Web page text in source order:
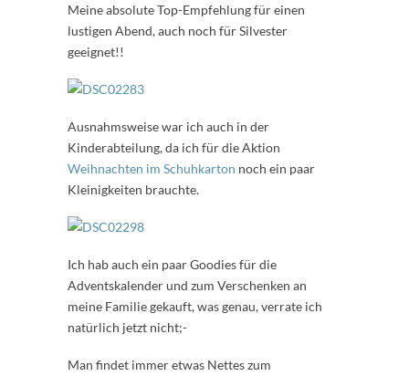
Meine absolute Top-Empfehlung für einen
lustigen Abend, auch noch für Silvester
geeignet!!
Ausnahmsweise war ich auch in der
Kinderabteilung, da ich für die Aktion
Weihnachten im Schuhkarton noch ein paar
Kleinigkeiten brauchte.
Ich hab auch ein paar Goodies für die
Adventskalender und zum Verschenken an
meine Familie gekauft, was genau, verrate ich
natürlich jetzt nicht;-
Man findet immer etwas Nettes zum